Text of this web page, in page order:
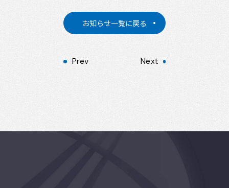
Prev
お知らせ一覧に戻る
Next